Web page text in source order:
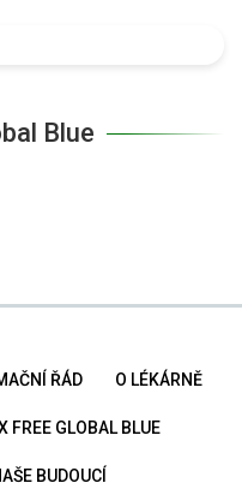
Blue
ŘÁD O LÉKÁRNĚ
FREE GLOBAL BLUE
BUDOUCÍ